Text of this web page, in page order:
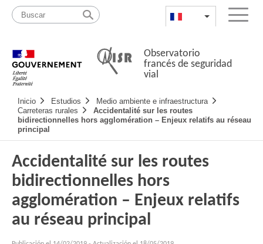
Pasar
contenido
Mapa
web
List additional
Menu
Observatorio
francés de seguridad
vial
Navigation
principale
Inicio Estudios
Medio ambiente e infraestructura
Carreteras rurales
Accidentalité sur les routes
bidirectionnelles hors agglomération – Enjeux relatifs au réseau
principal
Accidentalité sur les routes
bidirectionnelles hors
agglomération – Enjeux relatifs
au réseau principal